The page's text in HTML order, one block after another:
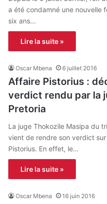
a été condamné une nouvelle
six ans…
Lire la suite »
Oscar Mbena 6 juillet 2016
Affaire Pistorius :
verdict rendu par la
Pretoria
La juge Thokozile Masipa du
vient de rendre son verdict sur
Pistorius. En effet, le…
Lire la suite »
Oscar Mbena 16 juin 2016